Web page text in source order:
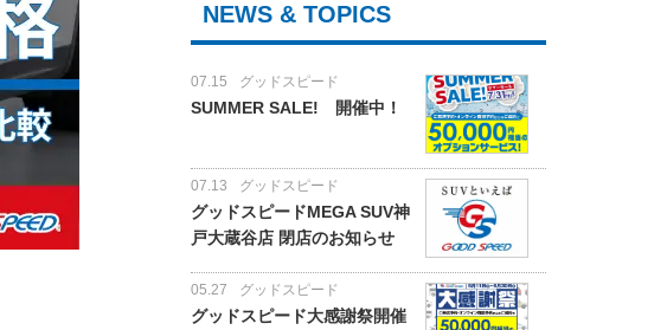
NEWS & TOPICS
07.15 グッドスピード
SUMMER SALE! 開催中！
07.13 グッドスピード
グッドスピードMEGA SUV神
戸大蔵谷店 閉店のお知らせ
05.27 グッドスピード
グッドスピード大感謝祭開催